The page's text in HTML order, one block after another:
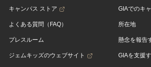
キャンパス ストア
よくある質問（FAQ）
プレスルーム
ジェムキッズのウェブサイト
GIAでのキ
所在地
懸念を報告
GIAを支援